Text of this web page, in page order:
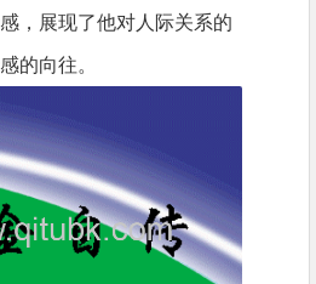
，展现了他对人际关系的
的向往。